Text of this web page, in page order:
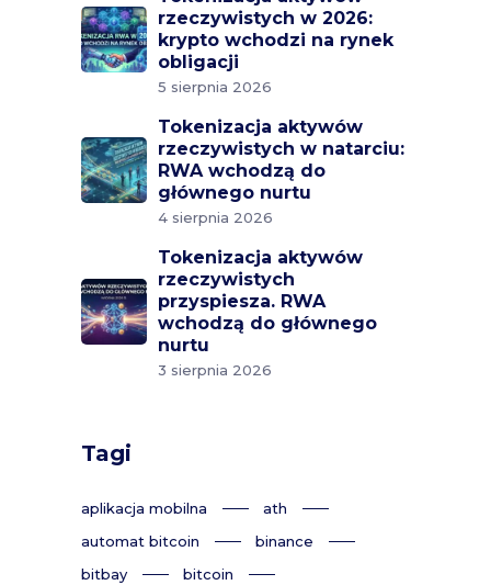
rzeczywistych w 2026:
krypto wchodzi na rynek
obligacji
5 sierpnia 2026
Tokenizacja aktywów
rzeczywistych w natarciu:
RWA wchodzą do
głównego nurtu
4 sierpnia 2026
Tokenizacja aktywów
rzeczywistych
przyspiesza. RWA
wchodzą do głównego
nurtu
3 sierpnia 2026
Tagi
aplikacja mobilna
ath
automat bitcoin
binance
bitbay
bitcoin